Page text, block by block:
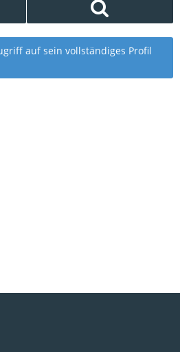
auf sein vollständiges Profil